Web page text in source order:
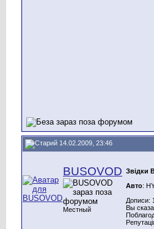
14.02.2009, 23:46
BUSOVOD
Местный
Звідки
Авто:
Дописи:
Вы